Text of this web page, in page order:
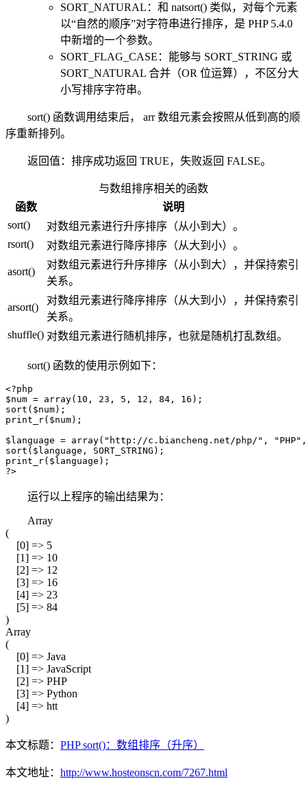
SORT_NATURAL：和 natsort() 类似，对每个元素
以“自然的顺序”对字符串进行排序，是 PHP 5.4.0
中新增的一个参数。
SORT_FLAG_CASE：能够与 SORT_STRING 或
SORT_NATURAL 合并（OR 位运算），不区分大
小写排序字符串。
sort() 函数调用结束后， arr 数组元素会按照从低到高的顺
序重新排列。
返回值：排序成功返回 TRUE，失败返回 FALSE。
与数组排序相关的函数
函数
说明
sort()
对数组元素进行升序排序（从小到大）。
rsort()
对数组元素进行降序排序（从大到小）。
asort()
对数组元素进行升序排序（从小到大），并保持索引
关系。
arsort()
对数组元素进行降序排序（从大到小），并保持索引
关系。
shuffle() 对数组元素进行随机排序，也就是随机打乱数组。
sort() 函数的使用示例如下：
<?php
$num = array(10, 23, 5, 12, 84, 16);
sort($num);
print_r($num);
$language = array("http://c.biancheng.net/php/",
sort($language, SORT_STRING);
print_r($language);
?>
运行以上程序的输出结果为：
Array
(
[0] => 5
[1] => 10
[2] => 12
[3] => 16
[4] => 23
[5] => 84
)
Array
(
[0] => Java
[1] => JavaScript
[2] => PHP
[3] => Python
[4] => htt
)
本文标题： PHP sort()：数组排序（升序）
本文地址： http://www.hosteonscn.com/7267.html